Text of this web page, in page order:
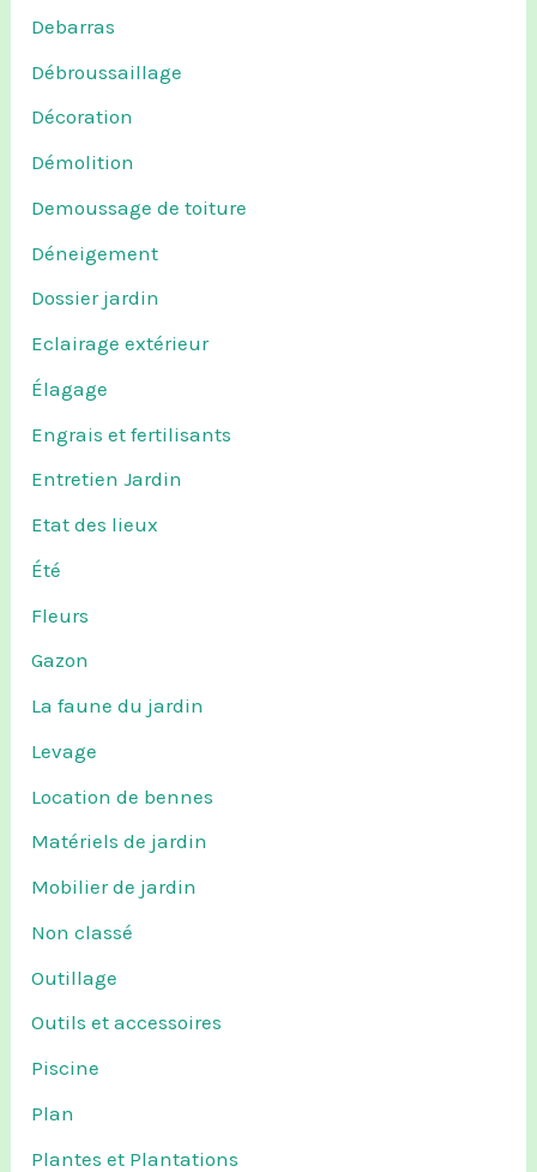
Debarras
Débroussaillage
Décoration
Démolition
Demoussage de toiture
Déneigement
Dossier jardin
Eclairage extérieur
Élagage
Engrais et fertilisants
Entretien Jardin
Etat des lieux
Été
Fleurs
Gazon
La faune du jardin
Levage
Location de bennes
Matériels de jardin
Mobilier de jardin
Non classé
Outillage
Outils et accessoires
Piscine
Plan
Plantes et Plantations